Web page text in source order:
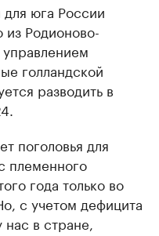
для юга России
из Родионово-
голландской
разводить в
поголовья для
племенного
года только во
с учетом дефицита
в стране,